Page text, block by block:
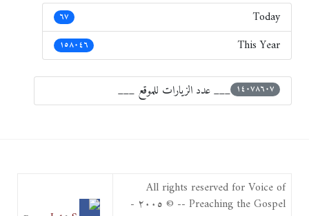
Today ٦٧
This Year ١٥٨٠٤٦
___ عدد الزيارات للموقع ___ ١٤٠٧٨٦٠٧
All rights reserved for Voice of
Preaching the Gospel -- © ٢٠٠٥ -